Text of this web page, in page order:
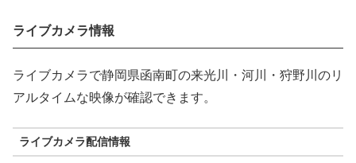
ライブカメラ情報
ライブカメラで静岡県函南町の来光川・河川・狩野川のリ
アルタイムな映像が確認できます。
ライブカメラ配信情報